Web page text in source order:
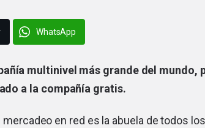
WhatsApp
multinivel más grande del mundo,
a la compañía gratis.
en red es la abuela de todos